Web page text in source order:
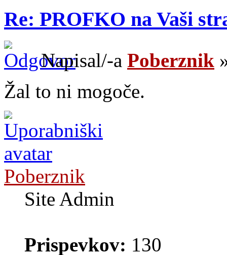
Re: PROFKO na Vaši
Napisal/-a Poberznik
Žal to ni mogoče.
Poberznik
Site Admin
Prispevkov: 130